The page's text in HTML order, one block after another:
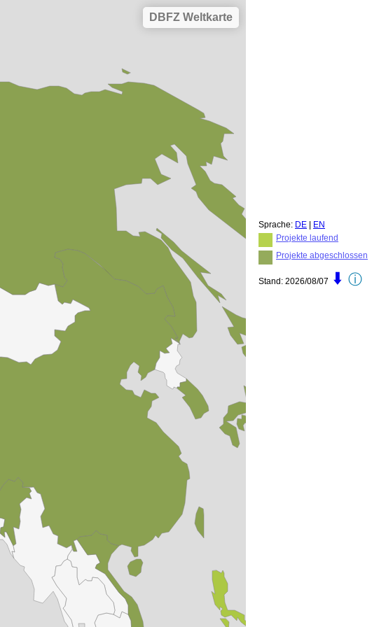
DBFZ Weltkarte
Sprache: DE
EN
Projekte laufend
Projekte abgeschlossen
Stand: 2026/08/07 🠳 ⓘ